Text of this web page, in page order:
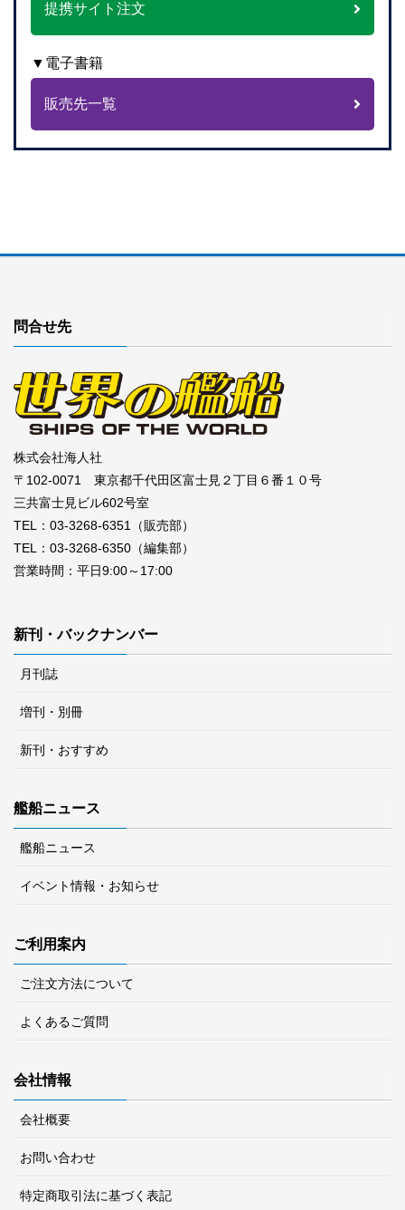
提携サイト注文
▼電子書籍
販売先一覧
問合せ先
株式会社海人社
〒102-0071 東京都千代田区富士見２丁目６番１０号
三共富士見ビル602号室
TEL：03-3268-6351（販売部）
TEL：03-3268-6350（編集部）
営業時間：平日9:00～17:00
新刊・バックナンバー
月刊誌
増刊・別冊
新刊・おすすめ
艦船ニュース
艦船ニュース
イベント情報・お知らせ
ご利用案内
ご注文方法について
よくあるご質問
会社情報
会社概要
お問い合わせ
特定商取引法に基づく表記